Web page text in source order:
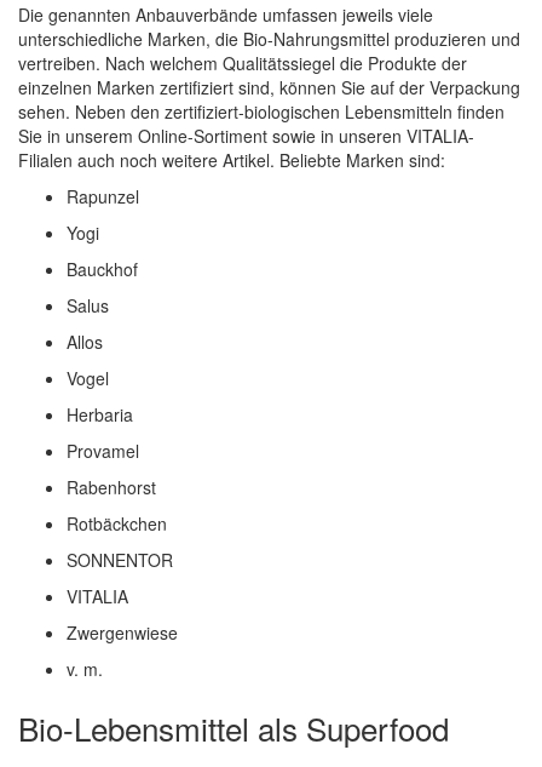
Die genannten Anbauverbände umfassen jeweils viele
unterschiedliche Marken, die Bio-Nahrungsmittel produzieren und
vertreiben. Nach welchem Qualitätssiegel die Produkte der
einzelnen Marken zertifiziert sind, können Sie auf der Verpackung
sehen. Neben den zertifiziert-biologischen Lebensmitteln finden
Sie in unserem Online-Sortiment sowie in unseren VITALIA-
Filialen auch noch weitere Artikel. Beliebte Marken sind:
Rapunzel
Yogi
Bauckhof
Salus
Allos
Vogel
Herbaria
Provamel
Rabenhorst
Rotbäckchen
SONNENTOR
VITALIA
Zwergenwiese
v. m.
Bio-Lebensmittel als Superfood